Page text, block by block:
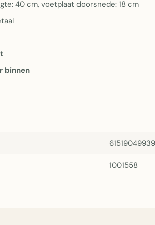
40 cm, voetplaat doorsnede: 18 cm
binnen
1001558